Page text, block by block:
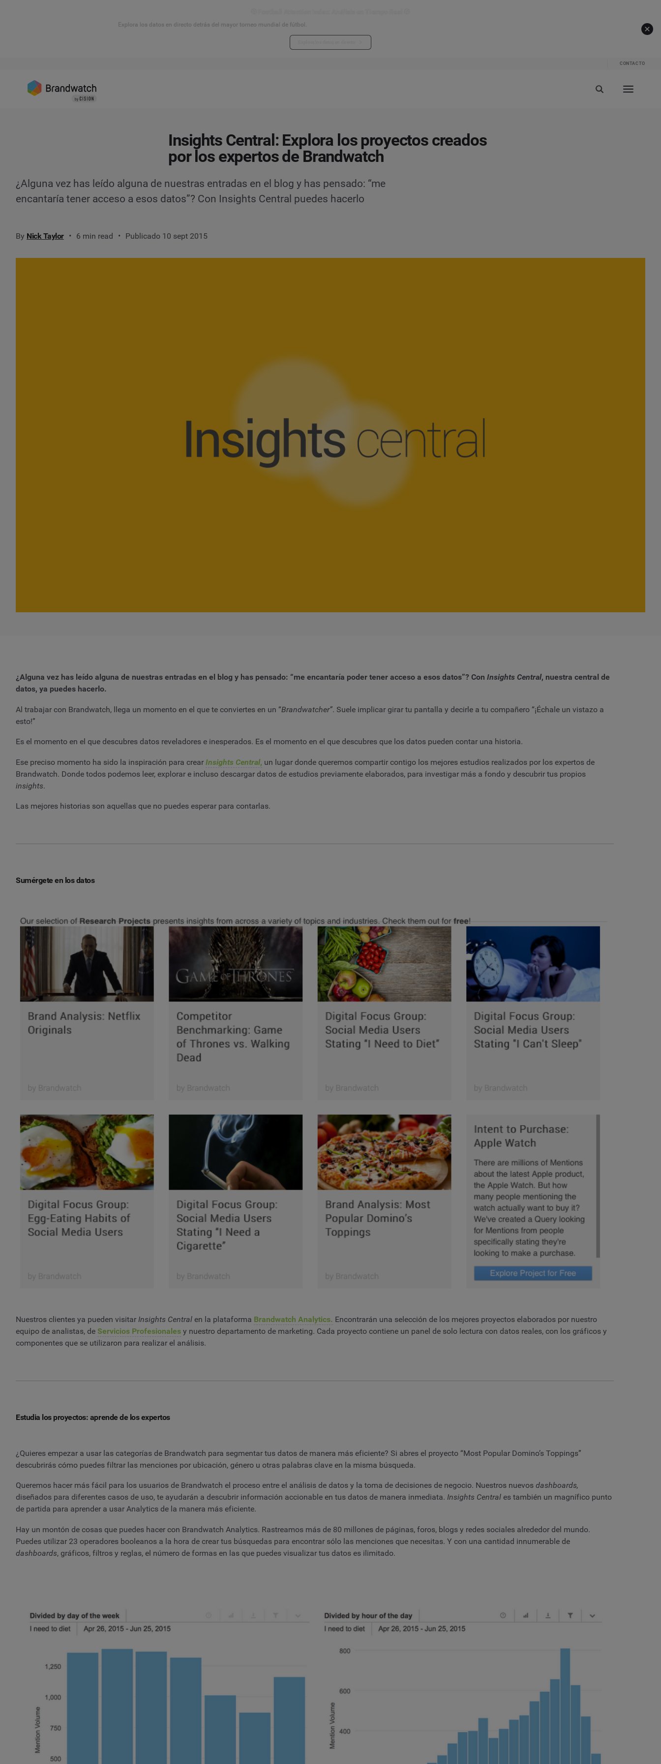
Explora los datos en directo detrás del mayor torneo mundial de fútbol.
CONTACTO
Insights Central: Explora los proyectos creados
por los expertos de Brandwatch
¿Alguna vez has leído alguna de nuestras entradas en el blog y has pensado: “me
encantaría tener acceso a esos datos”? Con Insights Central puedes hacerlo
By Nick Taylor 6 min read Publicado 10 sept 2015
¿Alguna vez has leído alguna de nuestras entradas en el blog y has pensado: “me encantaría poder tener acceso a esos datos”? Con Insights Central, nuestra central de
datos, ya puedes hacerlo.
Al trabajar con Brandwatch, llega un momento en el que te conviertes en un “Brandwatcher”. Suele implicar girar tu pantalla y decirle a tu compañero “¡Échale un vistazo a
esto!”
Es el momento en el que descubres datos reveladores e inesperados. Es el momento en el que descubres que los datos pueden contar una historia.
Ese preciso momento ha sido la inspiración para crear Insights Central, un lugar donde queremos compartir contigo los mejores estudios realizados por los expertos de
Brandwatch. Donde todos podemos leer, explorar e incluso descargar datos de estudios previamente elaborados, para investigar más a fondo y descubrir tus propios
insights.
Las mejores historias son aquellas que no puedes esperar para contarlas.
Sumérgete en los datos
Nuestros clientes ya pueden visitar Insights Central en la plataforma Brandwatch Analytics. Encontrarán una selección de los mejores proyectos elaborados por nuestro
equipo de analistas, de Servicios Profesionales y nuestro departamento de marketing. Cada proyecto contiene un panel de solo lectura con datos reales, con los gráficos y
componentes que se utilizaron para realizar el análisis.
Estudia los proyectos: aprende de los expertos
¿Quieres empezar a usar las categorías de Brandwatch para segmentar tus datos de manera más eficiente? Si abres el proyecto “Most Popular Domino’s Toppings”
descubrirás cómo puedes filtrar las menciones por ubicación, género u otras palabras clave en la misma búsqueda.
Queremos hacer más fácil para los usuarios de Brandwatch el proceso entre el análisis de datos y la toma de decisiones de negocio. Nuestros nuevos dashboards,
diseñados para diferentes casos de uso, te ayudarán a descubrir información accionable en tus datos de manera inmediata. Insights Central es también un magnífico punto
de partida para aprender a usar Analytics de la manera más eficiente.
Hay un montón de cosas que puedes hacer con Brandwatch Analytics. Rastreamos más de 80 millones de páginas, foros, blogs y redes sociales alrededor del mundo.
Puedes utilizar 23 operadores booleanos a la hora de crear tus búsquedas para encontrar sólo las menciones que necesitas. Y con una cantidad innumerable de
dashboards, gráficos, filtros y reglas, el número de formas en las que puedes visualizar tus datos es ilimitado.